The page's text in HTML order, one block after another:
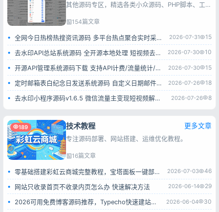
其他源码专区，精选各类小众源码、PHP脚本、工具程序，一键安装，满足站长快速建站与功能扩展需求。
154篇文章
全网今日热榜热搜资讯源码 多平台热点聚合实时采集系统 2026-07-31 15
去水印API总站系统源码 全开源本地处理 短视频去水印接口平台 2026-07-30 10
开源API管理系统源码下载 支持API计费/流量统计/权限管理 一键部署 2026-07-30 15
定时邮箱表白纪念日发送系统源码 自定义日期邮件自动推送网页源码 2026-07-26 18
去水印小程序源码v1.6.5 微信流量主变现短视频解析小程序完整源码 2026-07-26 8
189 技术教程 更多文章
专注源码部署、网站搭建、运维优化教程。
16篇文章
零基础搭建彩虹云商城完整教程，宝塔面板一键部署小白也能学会 2026-07-03 46
网站只收录首页不收录内页怎么办 快速解决方法 2026-06-14 29
2026可用免费博客源码推荐，Typecho快速建站全过程 2026-06-04 30